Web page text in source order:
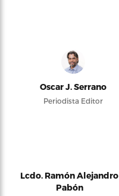
Oscar J. Serrano
Periodista Editor
Lcdo. Ramón Alejandro
Pabón